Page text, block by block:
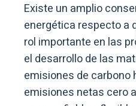
Existe un amplio
energética respecto a
rol importante en las
el desarrollo de las
emisiones de carbono
emisiones netas cero